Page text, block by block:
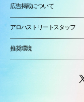
広告掲載について
アロハストリートスタッフ
推奨環境